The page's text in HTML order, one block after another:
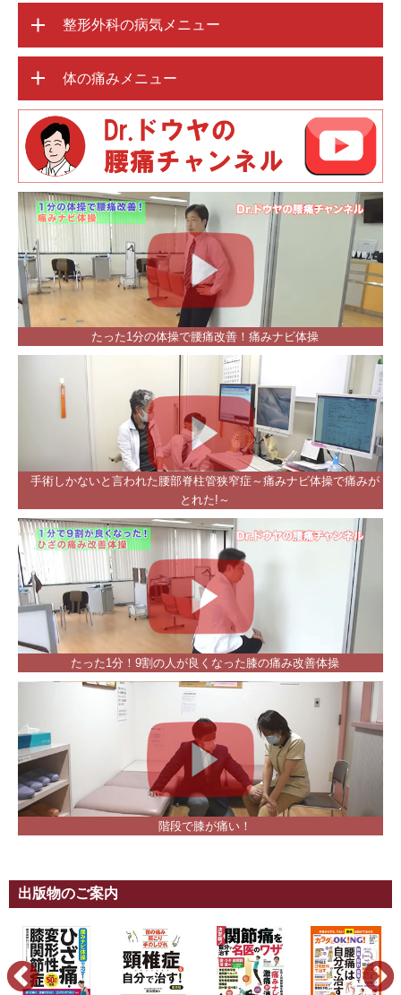
整形外科の病気メニュー
体の痛みメニュー
たった1分の体操で腰痛改善！痛みナビ体操
手術しかないと言われた腰部脊柱管狭窄症～痛みナビ体操で痛みが
とれた!～
たった1分！9割の人が良くなった膝の痛み改善体操
階段で膝が痛い！
出版物のご案内